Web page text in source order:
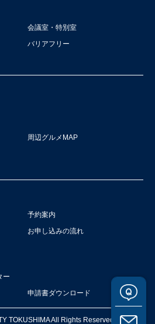
会議室・特別室
バリアフリー
周辺グルメMAP
予約案内
お申し込みの流れ
ー
申請書ダウンロード
TOKUSHIMA All Rights Reserved.